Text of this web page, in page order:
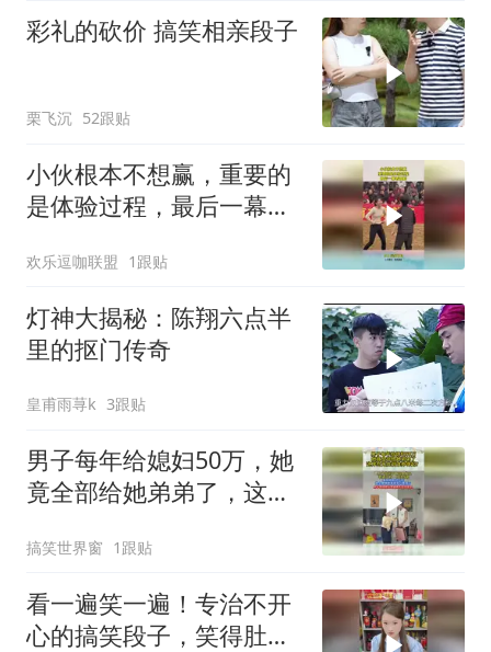
彩礼的砍价 搞笑相亲段子
栗飞沉 52跟贴
小伙根本不想赢，重要的
是体验过程，最后一幕看
欢乐逗咖联盟 1跟贴
灯神大揭秘：陈翔六点半
里的抠门传奇
皇甫雨荨k 3跟贴
男子每年给媳妇50万，她
竟全部给她弟弟了，这样
搞笑世界窗 1跟贴
看一遍笑一遍！专治不开
心的搞笑段子，笑得肚子